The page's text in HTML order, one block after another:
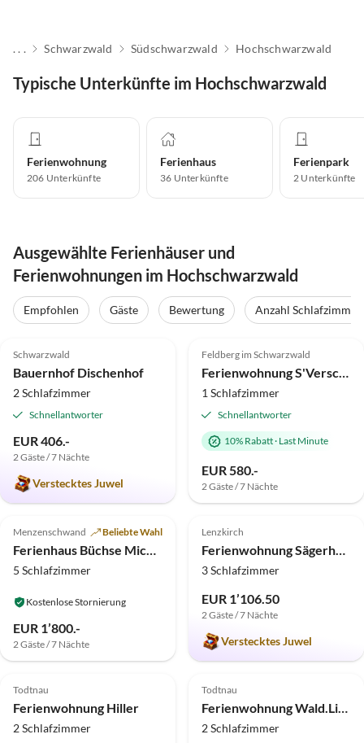
. . . Schwarzwald Südschwarzwald Hochschwarzwald
Typische Unterkünfte im Hochschwarzwald
Ferienwohnung
206 Unterkünfte
Ferienhaus
36 Unterkünfte
Ferienpark
2 Unterkünfte
Ausgewählte Ferienhäuser und
Ferienwohnungen im Hochschwarzwald
Empfohlen Gäste Bewertung Anzahl Schlafzimmer
Top-Inserat
Schwarzwald
Bauernhof Dischenhof
2 Schlafzimmer
Schnellantworter
EUR 406.-
2 Gäste / 7 Nächte
Verstecktes Juwel
Top-Inserat
Feldberg im Schwarzwald
Ferienwohnung S'Verschnaufnäschtli
1 Schlafzimmer
Schnellantworter
10% Rabatt· Last Minute
EUR 580.-
2 Gäste / 7 Nächte
Top-Inserat
5.0 (18)
Menzenschwand Beliebte Wahl
Ferienhaus Büchse Michel
5 Schlafzimmer
Kostenlose Stornierung
EUR 1’800.-
2 Gäste / 7 Nächte
Familienparadies
Top-Inserat
5.0 (12)
Lenzkirch
Ferienwohnung Sägerhäusle Grünwald
3 Schlafzimmer
EUR 1’106.50
2 Gäste / 7 Nächte
Verstecktes Juwel
Top-Inserat
5.0 (8)
Todtnau
Ferienwohnung Hiller
2 Schlafzimmer
Top-Inserat
4.9 (6)
Todtnau
Ferienwohnung Wald.Liebe
2 Schlafzimmer